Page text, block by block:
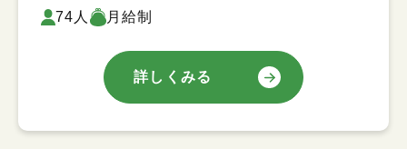
74人 月給制
詳しくみる